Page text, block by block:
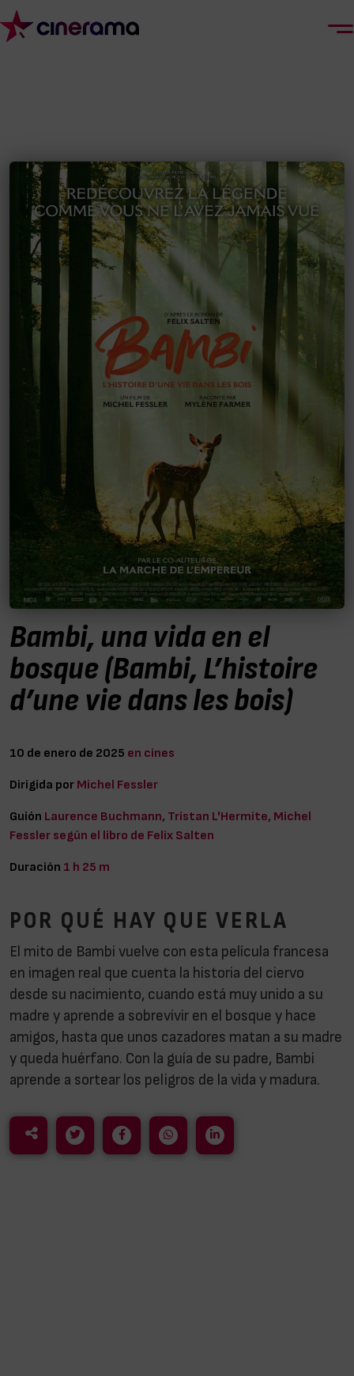
Bambi, una vida en el
bosque (Bambi, L’histoire
d’une vie dans les bois)
10 de enero de 2025 en cines
Dirigida por Michel Fessler
Guión Laurence Buchmann, Tristan L'Hermite, Michel
Fessler según el libro de Felix Salten
Duración 1 h 25 m
POR QUÉ HAY QUE VERLA
El mito de Bambi vuelve con esta película francesa
en imagen real que cuenta la historia del ciervo
desde su nacimiento, cuando está muy unido a su
madre y aprende a sobrevivir en el bosque y hace
amigos, hasta que unos cazadores matan a su madre
y queda huérfano. Con la guía de su padre, Bambi
aprende a sortear los peligros de la vida y madura.